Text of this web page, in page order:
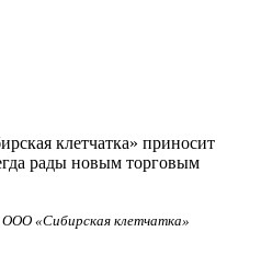
клетчатка» приносит
рады новым торговым
«Сибирская клетчатка»